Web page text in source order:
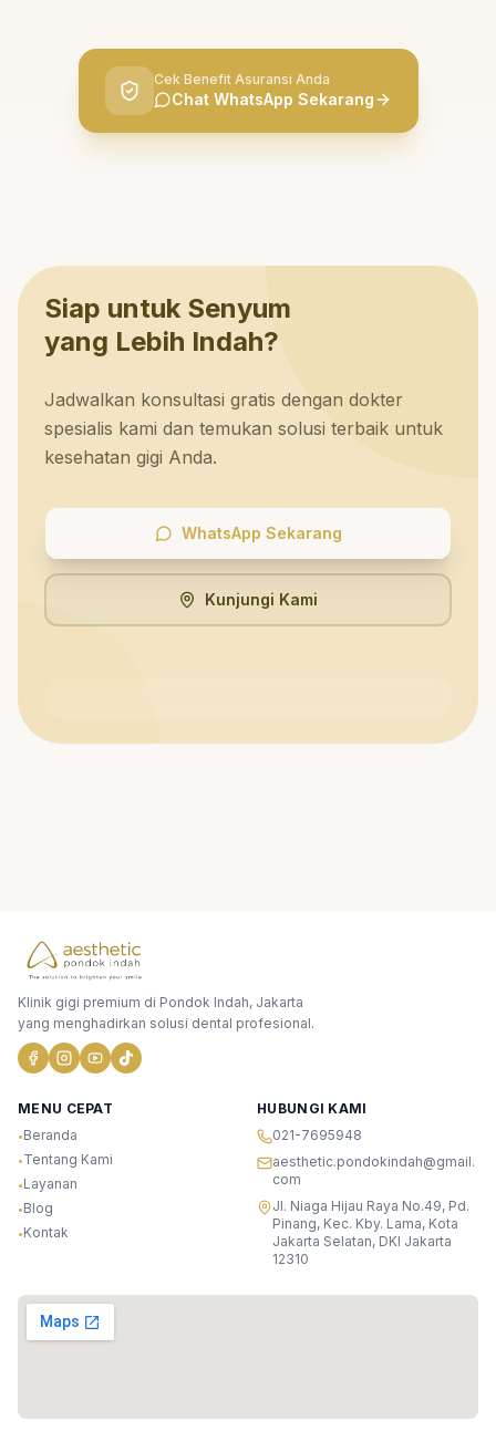
Cek Benefit Asuransi Anda
Chat WhatsApp Sekarang
Siap untuk Senyum
yang Lebih Indah?
Jadwalkan konsultasi gratis dengan dokter
spesialis kami dan temukan solusi terbaik untuk
kesehatan gigi Anda.
WhatsApp Sekarang
Kunjungi Kami
Klinik gigi premium di Pondok Indah, Jakarta
yang menghadirkan solusi dental profesional.
MENU CEPAT
•Beranda
•Tentang Kami
•Layanan
•Blog
•Kontak
HUBUNGI KAMI
021-7695948
aesthetic.pondokindah@gmail.
com
Jl. Niaga Hijau Raya No.49, Pd.
Pinang, Kec. Kby. Lama, Kota
Jakarta Selatan, DKI Jakarta
12310